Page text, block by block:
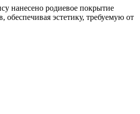
нанесено родиевое покрытие
обеспечивая эстетику, требуемую от